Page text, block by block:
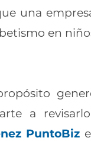
una
en
a
PuntoBiz